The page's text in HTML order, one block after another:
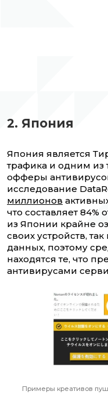
2. Япония
Япония является
трафика и одним из
офферы
исследование
миллионов
что составляет 84%
из Японии крайне
своих устройств,
данных, поэтому
находятся те, что
антивирусами
Примеры креативов